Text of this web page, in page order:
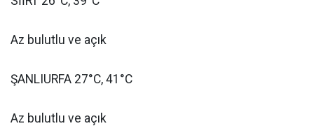
Az bulutlu ve açık
ŞANLIURFA 27°C, 41°C
Az bulutlu ve açık